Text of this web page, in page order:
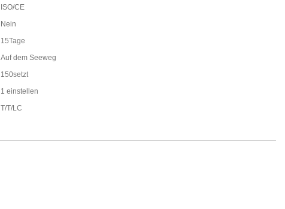
ISO/CE
Nein
15Tage
Auf dem Seeweg
150setzt
1 einstellen
T/T/LC